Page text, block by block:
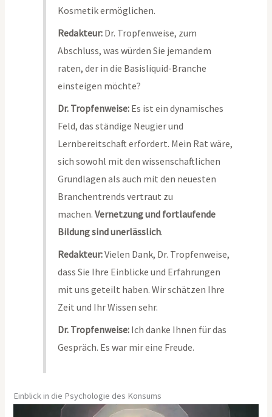
Kosmetik ermöglichen.
Redakteur:Dr. Tropfenweise, zum
Abschluss, was würden Sie jemandem
raten, der in die Basisliquid-Branche
einsteigen möchte?
Dr. Tropfenweise:Es ist ein dynamisches
Feld, das ständige Neugier und
Lernbereitschaft erfordert. Mein Rat wäre,
sich sowohl mit den wissenschaftlichen
Grundlagen als auch mit den neuesten
Branchentrends vertraut zu
machen. Vernetzung und fortlaufende
Bildung sind unerlässlich.
Redakteur:Vielen Dank, Dr. Tropfenweise,
dass Sie Ihre Einblicke und Erfahrungen
mit uns geteilt haben. Wir schätzen Ihre
Zeit und Ihr Wissen sehr.
Dr. Tropfenweise:Ich danke Ihnen für das
Gespräch. Es war mir eine Freude.
Einblick in die Psychologie des Konsums